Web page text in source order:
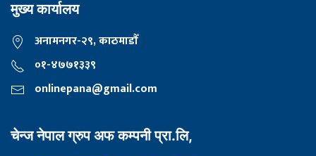
मुख्य कार्यालय
अनामनगर-२९, काठमाडाैँ
०१-४७७१३३९
onlinepana@gmail.com
चेन्ज नेपाल ग्रुप अफ कम्पनी प्रा.लि,